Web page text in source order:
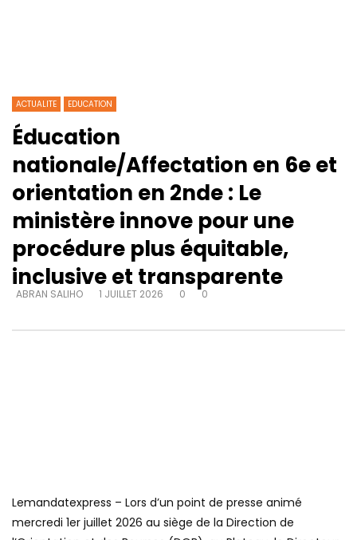
ACTUALITE EDUCATION
Éducation
nationale/Affectation en 6e et
orientation en 2nde : Le
ministère innove pour une
procédure plus équitable,
inclusive et transparente
ABRAN SALIHO 1 JUILLET 2026 0 0
Lemandatexpress – Lors d’un point de presse animé
mercredi 1er juillet 2026 au siège de la Direction de